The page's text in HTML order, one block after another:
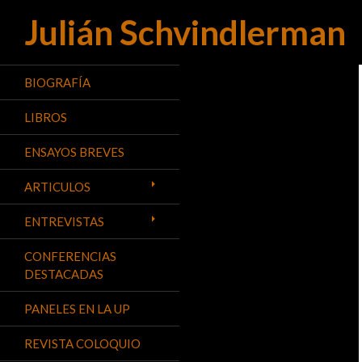
Julián Schvindlerman
Buscar
BIOGRAFÍA
LIBROS
ENSAYOS BREVES
ARTICULOS
ENTREVISTAS
CONFERENCIAS
DESTACADAS
PANELES EN LA UP
REVISTA COLOQUIO